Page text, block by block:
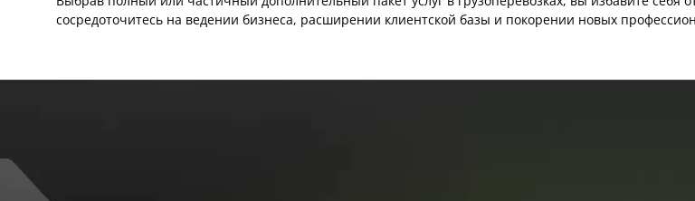
сосредоточитесь на ведении бизнеса, расширении клиентской базы и покорении новых